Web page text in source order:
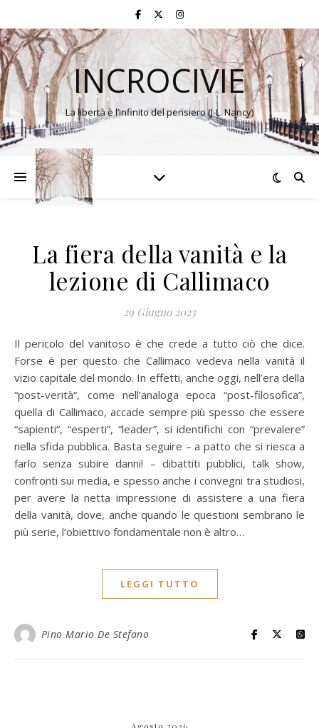
INCROCIVIE
La libertà è l’infinito del pensiero (J-L. Nancy)
La fiera della vanità e la
lezione di Callimaco
29 Giugno 2023
Il pericolo del vanitoso è che crede a tutto ciò che dice.
Forse è per questo che Callimaco vedeva nella vanità il
vizio capitale del mondo. In effetti, anche oggi, nell’era della
“post-verità“, come nell’analoga epoca “post-filosofica”,
quella di Callimaco, accade sempre più spesso che essere
“sapienti“, “esperti”, “leader”, si identifichi con “prevalere”
nella sfida pubblica. Basta seguire – a patto che si riesca a
farlo senza subire danni! – dibattiti pubblici, talk show,
confronti sui media, e spesso anche i convegni tra studiosi,
per avere la netta impressione di assistere a una fiera
della vanità, dove, anche quando le questioni sembrano le
più serie, l’obiettivo fondamentale non è altro…
LEGGI TUTTO
Pino Mario De Stefano